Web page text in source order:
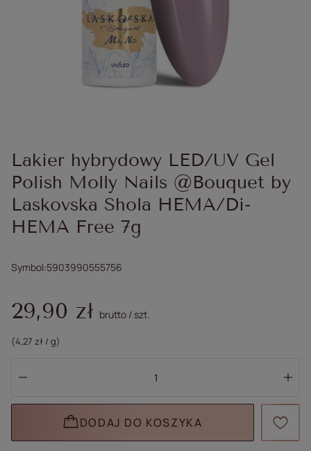
Lakier hybrydowy LED/UV Gel
Polish Molly Nails @Bouquet by
Laskovska Shola HEMA/Di-
HEMA Free 7g
Symbol 5903990555756
29,90 zł brutto /szt.
(4,27 zł / g)
DODAJ DO KOSZYKA